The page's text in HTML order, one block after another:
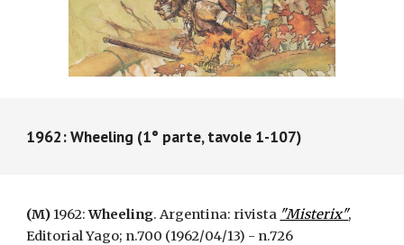
1962: Wheeling (1° parte, tavole 1-107)
(M) 1962:Wheeling. Argentina: rivista "Misterix",
Editorial Yago; n.700 (1962/04/13) - n.726